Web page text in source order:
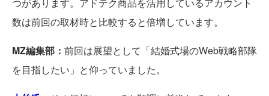
数は前回の取材時と比較すると倍増しています。
MZ編集部： 前回は展望として「結婚式場のWeb戦略部隊
を目指したい」と仰っていました。